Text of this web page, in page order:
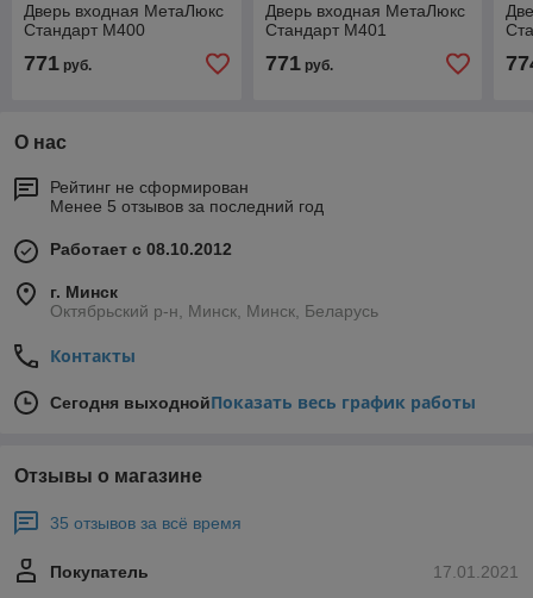
Дверь входная МетаЛюкс
Стандарт М400
771 руб.
Дверь входная МетаЛюкс
Стандарт М401
771руб.
О нас
Рейтинг не сформирован
Менее 5 отзывов за последний год
Работает с 08.10.2012
г. Минск
Октябрьский р-н, Минск, Минск, Беларусь
Контакты
Сегодня выходнойПоказать весь график работы
Отзывы о магазине
35 отзывов за всё время
17.01.2021
Покупатель